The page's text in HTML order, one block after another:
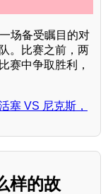
场备受瞩目的对
。比赛之前，两
赛中争取胜利，
塞 VS 尼克斯，
样的故